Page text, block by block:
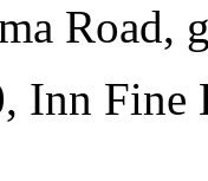
Road,
Inn Fine